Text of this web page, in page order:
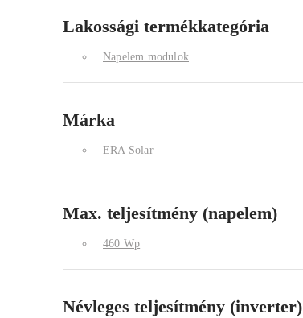
Lakossági termékkategória
Napelem modulok
Márka
ERA Solar
Max. teljesítmény (napelem)
460 Wp
Névleges teljesítmény (inverter)